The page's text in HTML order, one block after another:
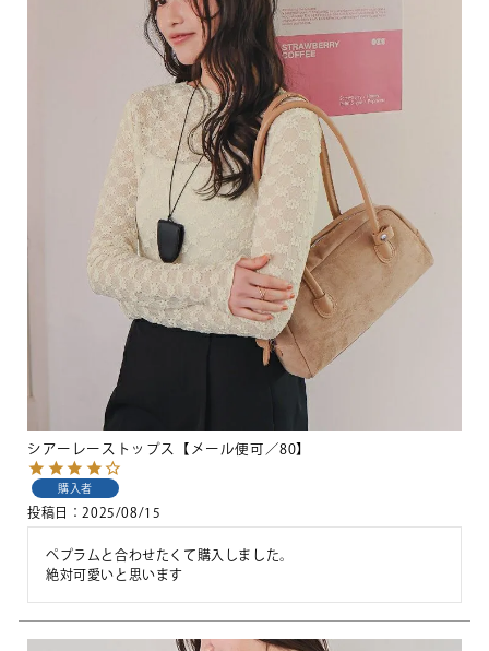
シアーレーストップス【メール便可／80】
購入者
投稿日 2025/08/15
ペプラムと合わせたくて購入しました。
絶対可愛いと思います